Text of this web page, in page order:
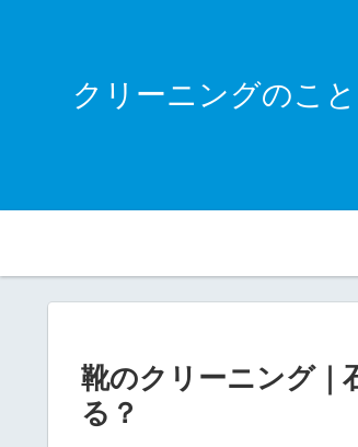
クリーニングのこ
靴のクリーニング
る？